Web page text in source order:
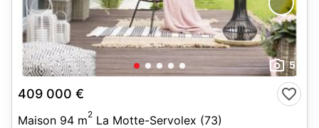
5
409 000 €
Maison 94 m2 La Motte-Servolex (73)